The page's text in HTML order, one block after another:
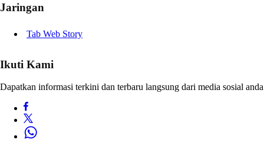
Jaringan
Tab Web Story
Ikuti Kami
Dapatkan informasi terkini dan terbaru langsung dari media sosial anda